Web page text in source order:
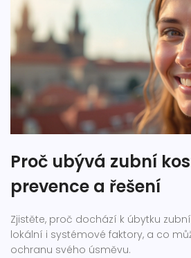
Proč ubývá zubní
prevence a řešení
Zjistěte, proč dochází k úbytku
lokální i systémové faktory, a co
ochranu svého úsměvu.